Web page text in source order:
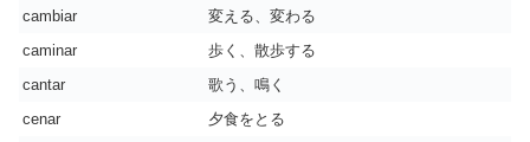
cambiar
変える、変わる
caminar
歩く、散歩する
cantar
歌う、鳴く
cenar
夕食をとる